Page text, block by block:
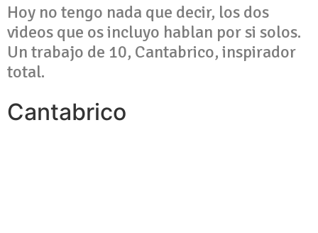
Hoy no tengo nada que decir, los dos
videos que os incluyo hablan por si solos.
Un trabajo de 10, Cantabrico, inspirador
total.
Cantabrico